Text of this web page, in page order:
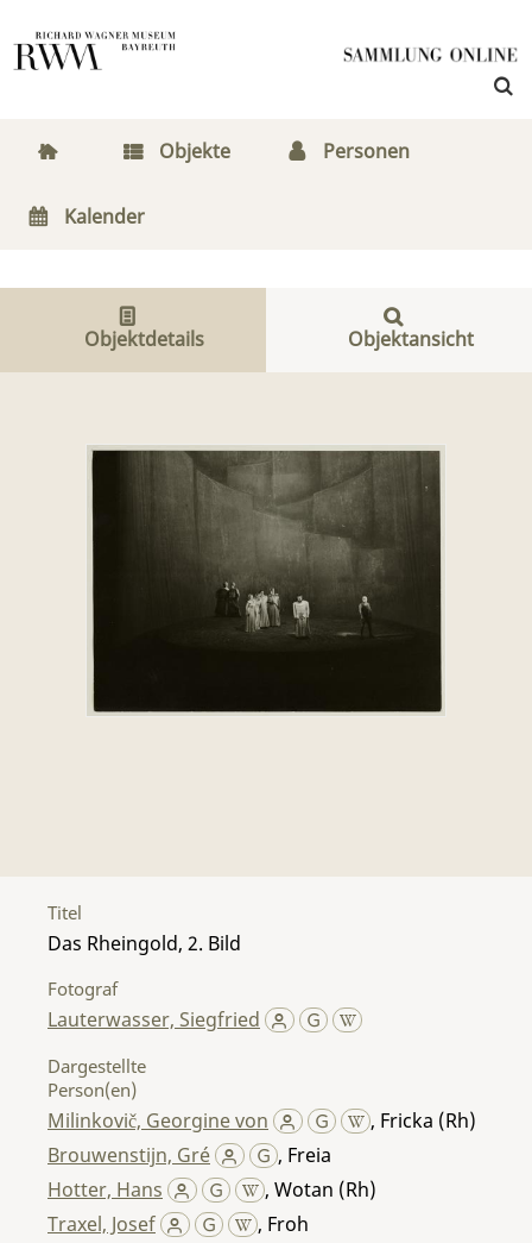
Objekte Personen
Kalender
Objektdetails Objektansicht
Titel
Das Rheingold, 2. Bild
Fotograf
Lauterwasser, Siegfried
Dargestellte
Person(en)
Milinkovič, Georgine von , Fricka (Rh)
Brouwenstijn, Gré
, Freia
Hotter, Hans
, Wotan (Rh)
Traxel, Josef
, Froh